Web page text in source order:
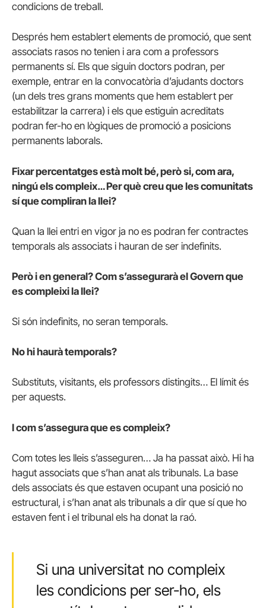
condicions de treball.
Després hem establert elements de promoció, que sent
associats rasos no tenien i ara com a professors
permanents sí. Els que siguin doctors podran, per
exemple, entrar en la convocatòria d’ajudants doctors
(un dels tres grans moments que hem establert per
estabilitzar la carrera) i els que estiguin acreditats
podran fer-ho en lògiques de promoció a posicions
permanents laborals.
Fixar percentatges està molt bé, però si, com ara,
ningú els compleix… Per què creu que les comunitats
sí que compliran la llei?
Quan la llei entri en vigor ja no es podran fer contractes
temporals als associats i hauran de ser indefinits.
Però i en general? Com s’assegurarà el Govern que
es compleixi la llei?
Si són indefinits, no seran temporals.
No hi haurà temporals?
Substituts, visitants, els professors distingits… El límit és
per aquests.
I com s’assegura que es compleix?
Com totes les lleis s’asseguren… Ja ha passat això. Hi ha
hagut associats que s’han anat als tribunals. La base
dels associats és que estaven ocupant una posició no
estructural, i s’han anat als tribunals a dir que sí que ho
estaven fent i el tribunal els ha donat la raó.
Si una universitat no compleix
les condicions per ser-ho, els